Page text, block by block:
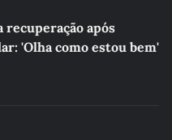
após
'Olha como estou bem'